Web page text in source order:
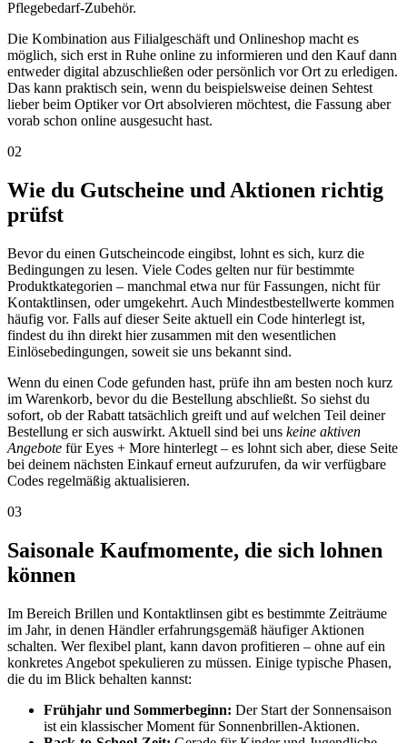
Pflegebedarf-Zubehör.
Die Kombination aus Filialgeschäft und Onlineshop macht es
möglich, sich erst in Ruhe online zu informieren und den Kauf dann
entweder digital abzuschließen oder persönlich vor Ort zu erledigen.
Das kann praktisch sein, wenn du beispielsweise deinen Sehtest
lieber beim Optiker vor Ort absolvieren möchtest, die Fassung aber
vorab schon online ausgesucht hast.
02
Wie du Gutscheine und Aktionen richtig
prüfst
Bevor du einen Gutscheincode eingibst, lohnt es sich, kurz die
Bedingungen zu lesen. Viele Codes gelten nur für bestimmte
Produktkategorien – manchmal etwa nur für Fassungen, nicht für
Kontaktlinsen, oder umgekehrt. Auch Mindestbestellwerte kommen
häufig vor. Falls auf dieser Seite aktuell ein Code hinterlegt ist,
findest du ihn direkt hier zusammen mit den wesentlichen
Einlösebedingungen, soweit sie uns bekannt sind.
Wenn du einen Code gefunden hast, prüfe ihn am besten noch kurz
im Warenkorb, bevor du die Bestellung abschließt. So siehst du
sofort, ob der Rabatt tatsächlich greift und auf welchen Teil deiner
Bestellung er sich auswirkt. Aktuell sind bei uns keine aktiven
Angebote für Eyes + More hinterlegt – es lohnt sich aber, diese Seite
bei deinem nächsten Einkauf erneut aufzurufen, da wir verfügbare
Codes regelmäßig aktualisieren.
03
Saisonale Kaufmomente, die sich lohnen
können
Im Bereich Brillen und Kontaktlinsen gibt es bestimmte Zeiträume
im Jahr, in denen Händler erfahrungsgemäß häufiger Aktionen
schalten. Wer flexibel plant, kann davon profitieren – ohne auf ein
konkretes Angebot spekulieren zu müssen. Einige typische Phasen,
die du im Blick behalten kannst:
Frühjahr und Sommerbeginn: Der Start der Sonnensaison
ist ein klassischer Moment für Sonnenbrillen-Aktionen.